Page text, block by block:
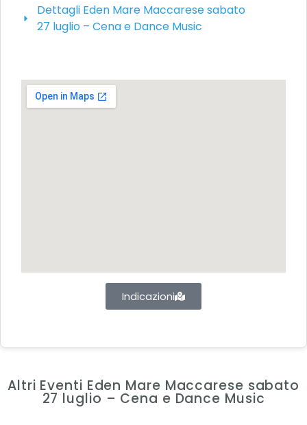
Dettagli Eden Mare Maccarese sabato
27 luglio – Cena e Dance Music
Indicazioni
Altri Eventi Eden Mare Maccarese sabato
27 luglio – Cena e Dance Music